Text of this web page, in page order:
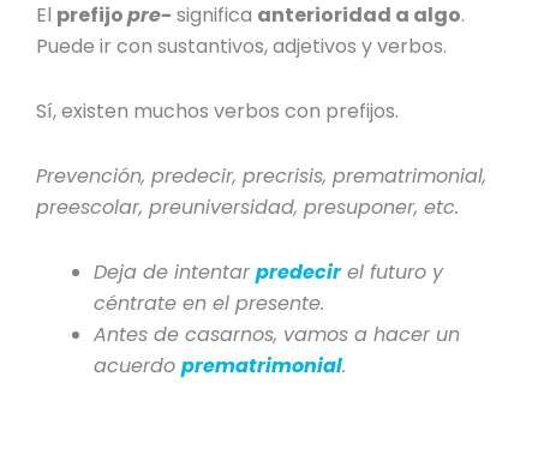
El prefijopre-significa anterioridad a algo.
Puede ir con sustantivos, adjetivos y verbos.
Sí, existen muchosverbos con prefijos.
Prevención, predecir, precrisis, prematrimonial,
preescolar, preuniversidad, presuponer, etc.
Deja de intentarpredecirel futuro y
céntrate en el presente.
Antes de casarnos, vamos a hacer un
acuerdoprematrimonial.